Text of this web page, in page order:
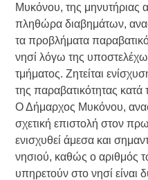
Μυκόνου, της μηνυτήριας
πληθώρα διαβημάτων,
τα προβλήματα
νησί λόγω της
τμήματος. Ζητείται
της παραβατικότητας κατά
Ο Δήμαρχος Μυκόνου,
σχετική επιστολή στον
ενισχυθεί άμεσα και
νησιού, καθώς ο αριθμός
υπηρετούν στο νησί